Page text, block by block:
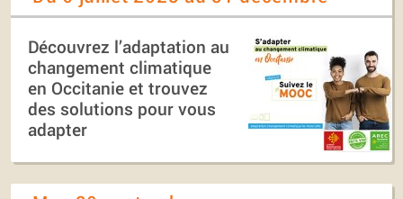
Découvrez l’adaptation au
changement climatique
en Occitanie et trouvez
des solutions pour vous
adapter